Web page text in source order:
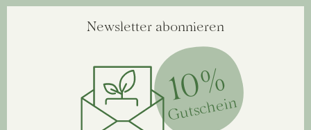
Newsletter abonnieren
10%
Gutschein